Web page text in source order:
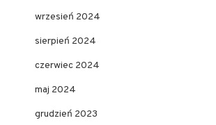
wrzesień 2024
sierpień 2024
czerwiec 2024
maj 2024
grudzień 2023